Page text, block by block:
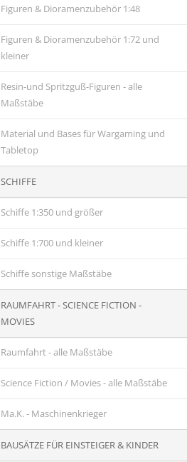
Figuren & Dioramenzubehör 1:48
Figuren & Dioramenzubehör 1:72 und
kleiner
Resin-und Spritzguß-Figuren - alle
Maßstäbe
Material und Bases für Wargaming und
Tabletop
SCHIFFE
Schiffe 1:350 und größer
Schiffe 1:700 und kleiner
Schiffe sonstige Maßstäbe
RAUMFAHRT - SCIENCE FICTION -
MOVIES
Raumfahrt - alle Maßstäbe
Science Fiction / Movies - alle Maßstäbe
Ma.K. - Maschinenkrieger
BAUSÄTZE FÜR EINSTEIGER & KINDER